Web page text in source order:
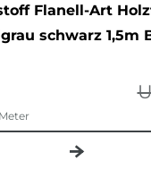
Flanell-Art
schwarz 1,5m